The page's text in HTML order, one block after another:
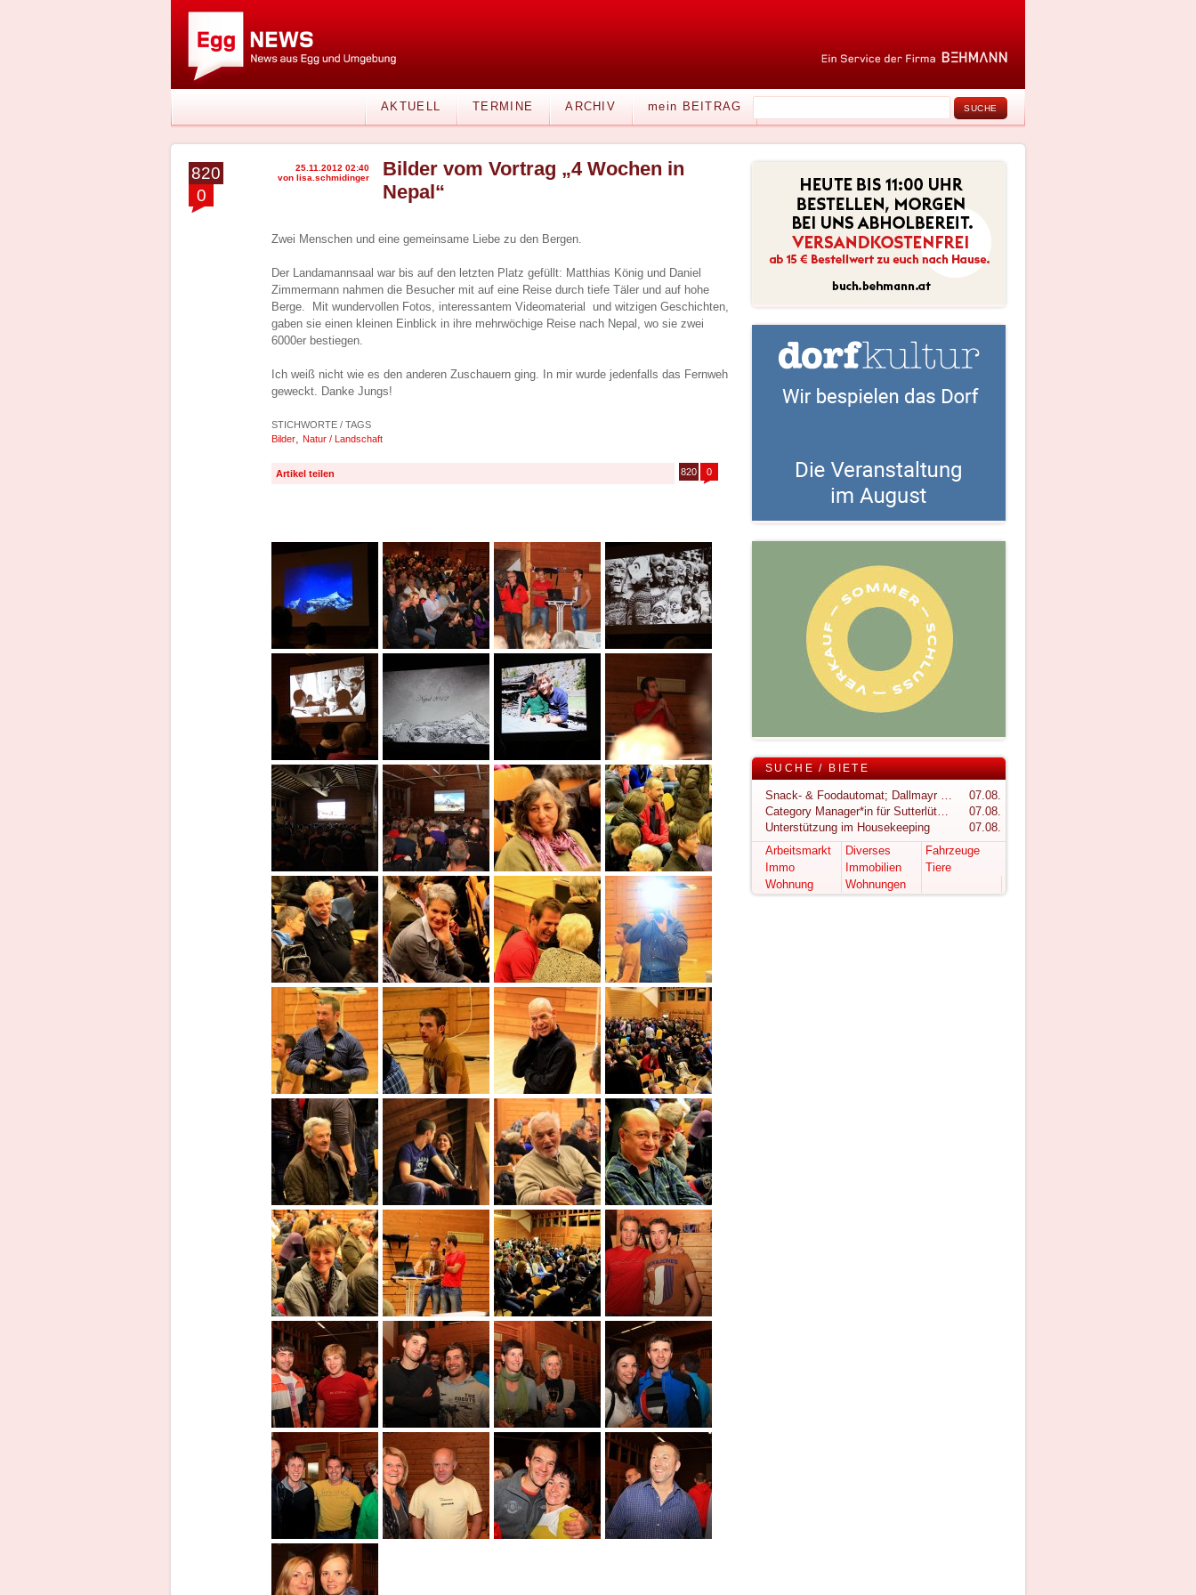
AKTUELL TERMINE ARCHIV mein BEITRAG
820
0
25.11.2012 02:40
von lisa.schmidinger
Bilder vom Vortrag „4 Wochen in
Nepal“
Zwei Menschen und eine gemeinsame Liebe zu den Bergen.
Der Landamannsaal war bis auf den letzten Platz gefüllt: Matthias König und Daniel
Zimmermann nahmen die Besucher mit auf eine Reise durch tiefe Täler und auf hohe
Berge. Mit wundervollen Fotos, interessantem Videomaterial und witzigen Geschichten,
gaben sie einen kleinen Einblick in ihre mehrwöchige Reise nach Nepal, wo sie zwei
6000er bestiegen.
Ich weiß nicht wie es den anderen Zuschauern ging. In mir wurde jedenfalls das Fernweh
geweckt. Danke Jungs!
STICHWORTE / TAGS
Bilder, Natur / Landschaft
Artikel teilen 820 0
SUCHE / BIETE
Snack- & Foodautomat; Dallmayr S150
07.08.
Category Manager*in für Sutterlüty gesucht
07.08.
Unterstützung im Housekeeping
07.08.
Arbeitsmarkt
Diverses
Fahrzeuge
Immo
Immobilien
Tiere
Wohnung
Wohnungen